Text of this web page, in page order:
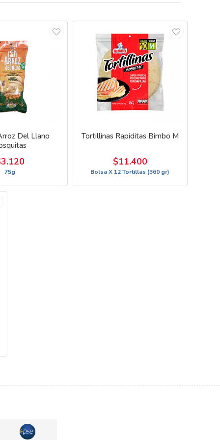
Del Llano
75g
Tortillinas Rapiditas Bimbo M
$11.400
Bolsa X 12 Tortillas (360 gr)